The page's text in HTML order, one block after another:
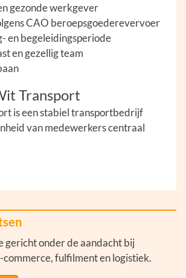
gezonde werkgever
CAO beroepsgoederevervoer
en begeleidingsperiode
en gezellig team
Transport
is een stabiel transportbedrijf
van medewerkers centraal
gericht onder de aandacht bij
commerce, fulfilment en logistiek.